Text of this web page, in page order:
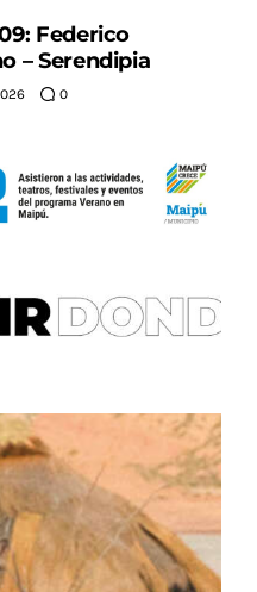
Federico
– Serendipia
0